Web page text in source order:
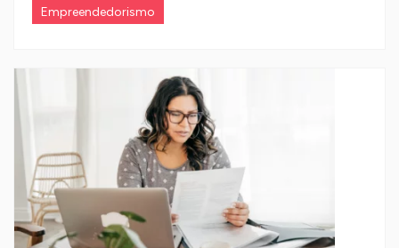
Empreendedorismo